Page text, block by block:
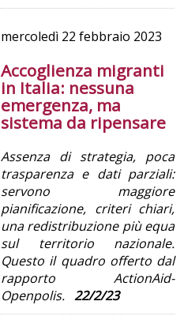
mercoledì 22 febbraio 2023
Accoglienza migranti
in Italia: nessuna
emergenza, ma
sistema da ripensare
Assenza di strategia, poca
trasparenza e dati parziali:
servono maggiore
pianificazione, criteri chiari,
una redistribuzione più equa
sul territorio nazionale.
Questo il quadro offerto dal
rapporto ActionAid-
Openpolis. 22/2/23